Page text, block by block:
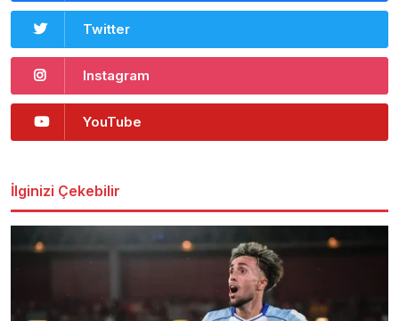
Twitter
Instagram
YouTube
İlginizi Çekebilir